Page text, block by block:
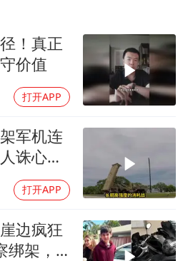
店主称换“青海拉面”招牌后生意更好
女儿为争财产堵门阻挠父亲出殡
习近平心系体育强国建设
！真正
价值
打开APP
军机连
诛心，
打开APP
边疯狂
绑架，7